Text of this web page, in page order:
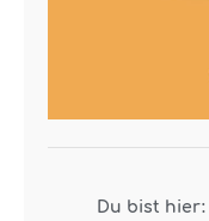
Du bist hier: